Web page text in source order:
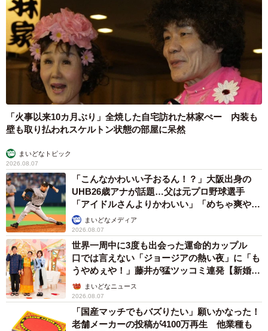
「火事以来10カ月ぶり」全焼した自宅訪れた林家ぺー 内装も
壁も取り払われスケルトン状態の部屋に呆然
まいどなトピック
2026.08.07
「こんなかわいい子おるん！？」大阪出身の
UHB26歳アナが話題…父は元プロ野球選手
「アイドルさんよりかわいい」「めちゃ爽や
か」まいどなメディア
2026.08.07
世界一周中に3度も出会った運命的カップル
口では言えない「ジョージアの熱い夜」に「も
うやめぇや！」藤井が猛ツッコミ連発【新婚さ
ん】まいどなニュース
2026.08.07
「国産マッチでもバズりたい」願いかなった！
老舗メーカーの投稿が4100万再生 他業種も